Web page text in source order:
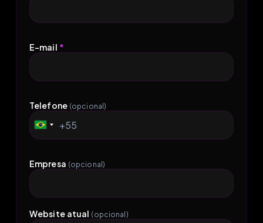
E-mail *
Telefone (opcional)
Brazil
+55
+55
Empresa (opcional)
Website atual (opcional)